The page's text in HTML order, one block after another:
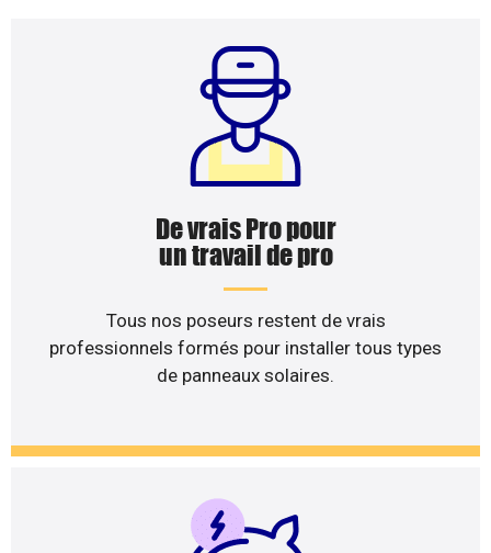
De vrais Pro pour
un travail de pro
Tous nos poseurs restent de vrais
professionnels formés pour installer tous types
de panneaux solaires.